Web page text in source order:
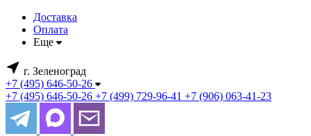
Доставка
Оплата
Еще
г. Зеленоград
+7 (495) 646-50-26
+7 (495) 646-50-26 +7 (499) 729-96-41 +7 (906) 063-41-23